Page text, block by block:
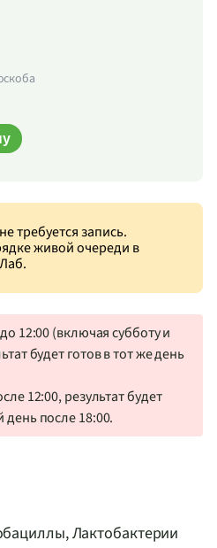
требуется запись.
живой очереди в
12:00 (включая субботу и
будет готов в тот же день
12:00, результат будет
после 18:00.
Лактобактерии